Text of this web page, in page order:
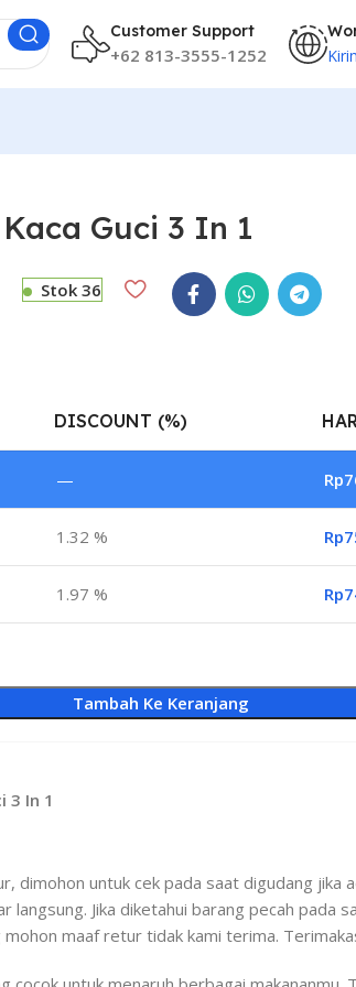
Customer Support
+62 813-3555-1252
Guci 3 In 1
Stok 36
DISCOUNT (%)
— Rp
1.32 % Rp
1.97 % Rp
Tambah Ke Keranjang
3 In 1
dimohon untuk cek pada saat digudang jika
langsung. Jika diketahui barang pecah pada
mohon maaf retur tidak kami terima.